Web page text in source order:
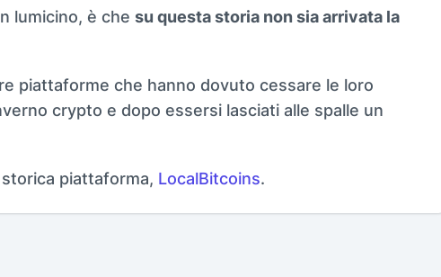
lumicino, è che su questa storia non sia arrivata la
piattaforme che hanno dovuto cessare le loro
crypto e dopo essersi lasciati alle spalle un
piattaforma, LocalBitcoins.